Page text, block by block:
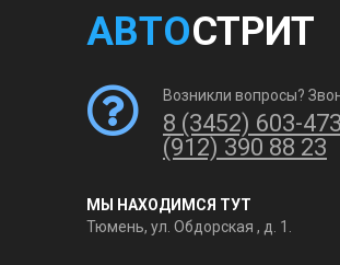
АВТОСТРИТ
Возникли вопросы?
8 (3452) 603-473
(912) 390 88 23
МЫ НАХОДИМСЯ ТУТ
Тюмень, ул. Обдорская , д. 1.